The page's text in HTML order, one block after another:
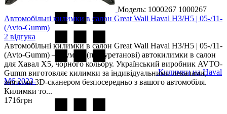
Килимки на Haval
M6 2023-
Модель: 1000267 1000267
Автомобільні килимки в салон Great Wall Haval H3/H5 | 05-/11-
(Avto-Gumm)
2 відгука
Автомобільні килимки в салон Great Wall Haval H3/H5 | 05-/11-
(Avto-Gumm) — гумові (поліуретанові) автокилимки в салон
для Хавал Х5, чорного кольору. Український виробник AVTO-
Gumm виготовляє килимки за індивідуальними лекалами,
знятими 3D-сканером безпосередньо з вашого автомобіля.
Килимки то...
1716грн